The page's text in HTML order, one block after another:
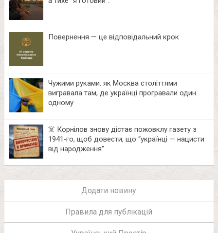
Повернення — це відповідальний крок
Чужими руками: як Москва століттями
вигравала там, де українці програвали один
одному
☠️ Корнілов знову дістає пожовклу газету з
1941‑го, щоб довести, що “українці — нацисти
від народження”.
Додати новину
Правила для публікацій